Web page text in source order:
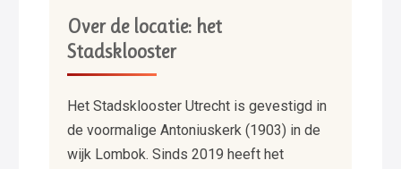
Over de locatie: het
Stadsklooster
Het Stadsklooster Utrecht is gevestigd in
de voormalige Antoniuskerk (1903) in de
wijk Lombok. Sinds 2019 heeft het